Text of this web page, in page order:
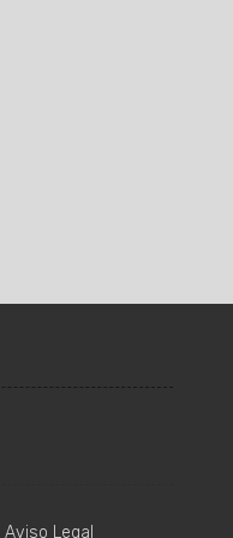
|Aviso Legal